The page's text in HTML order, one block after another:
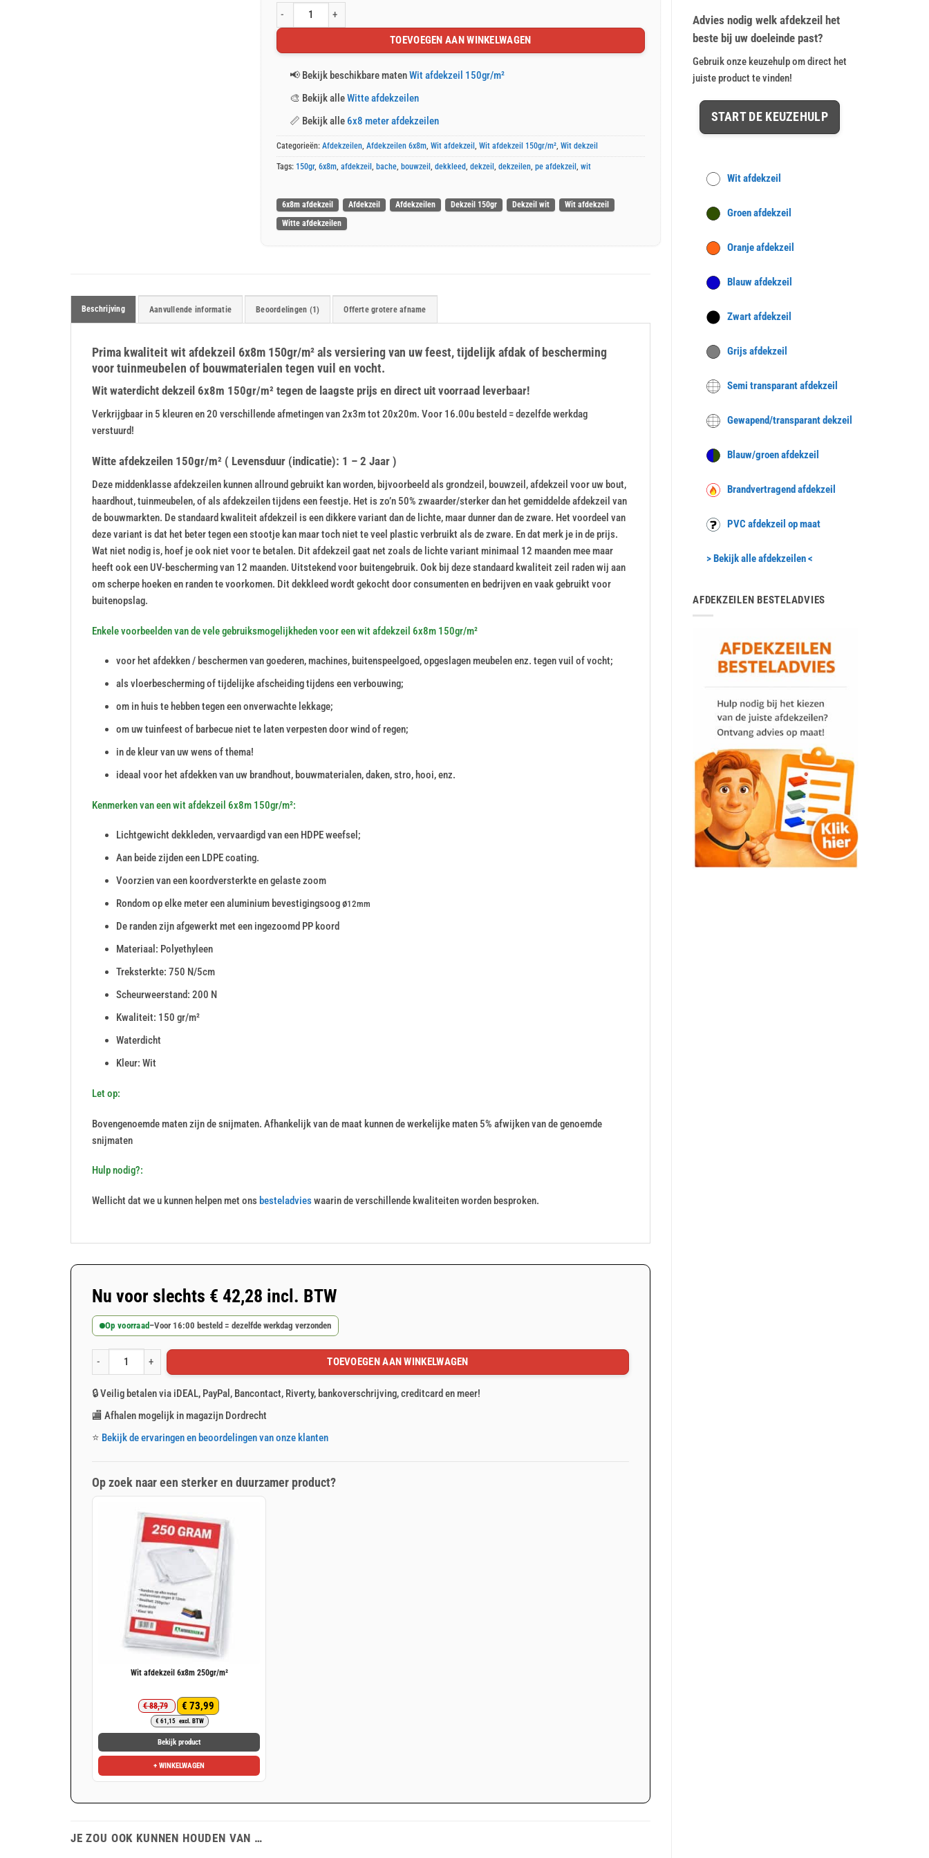
Advies nodig welk afdekzeil het
beste bij uw doeleinde past?
Gebruik onze keuzehulp om direct het
juiste product te vinden!
START DE KEUZEHULP
Wit afdekzeil
Groen afdekzeil
Oranje afdekzeil
Blauw afdekzeil
Zwart afdekzeil
Grijs afdekzeil
Semi transparant afdekzeil
Gewapend/transparant dekzeil
Blauw/groen afdekzeil
Brandvertragend afdekzeil
PVC afdekzeil op maat
> Bekijk alle afdekzeilen <
AFDEKZEILEN BESTELADVIES
Wit afdekzeil 6x8m 150gr/m² aantal
TOEVOEGEN AAN WINKELWAGEN
📢 Bekijk beschikbare matenWit afdekzeil 150gr/m²
🎨 Bekijk alleWitte afdekzeilen
📏 Bekijk alle6x8 meter afdekzeilen
Categorieën: Afdekzeilen, Afdekzeilen 6x8m, Wit afdekzeil , Wit afdekzeil 150gr/m², Wit dekzeil
Tags: 150gr, 6x8m, afdekzeil , bache, bouwzeil , dekkleed, dekzeil , dekzeilen, pe afdekzeil , wit
6x8m afdekzeil Afdekzeil Afdekzeilen Dekzeil 150gr Dekzeil wit
Wit afdekzeil
Witte afdekzeilen
Beschrijving Aanvullende informatie Beoordelingen (1) Offerte grotere afname
Prima kwaliteit wit afdekzeil 6x8m 150gr/m² als versiering van uw feest, tijdelijk afdak of bescherming
voor tuinmeubelen of bouwmaterialen tegen vuil en vocht.
Wit waterdicht dekzeil 6x8m 150gr/m² tegen de laagste prijs en direct uit voorraad leverbaar!
Verkrijgbaar in 5 kleuren en 20 verschillende afmetingen van 2x3m tot 20x20m. Voor 16.00u besteld = dezelfde werkdag
verstuurd!
Witte afdekzeilen 150gr/m² ( Levensduur (indicatie): 1 – 2 Jaar )
Deze middenklasse afdekzeilen kunnen allround gebruikt kan worden, bijvoorbeeld als grondzeil, bouwzeil, afdekzeil voor uw bout,
haardhout, tuinmeubelen, of als afdekzeilen tijdens een feestje. Het is zo’n 50% zwaarder/sterker dan het gemiddelde afdekzeil van
de bouwmarkten. De standaard kwaliteit afdekzeil is een dikkere variant dan de lichte, maar dunner dan de zware. Het voordeel van
deze variant is dat het beter tegen een stootje kan maar toch niet te veel plastic verbruikt als de zware. En dat merk je in de prijs.
Wat niet nodig is, hoef je ook niet voor te betalen. Dit afdekzeil gaat net zoals de lichte variant minimaal 12 maanden mee maar
heeft ook een UV-bescherming van 12 maanden. Uitstekend voor buitengebruik. Ook bij deze standaard kwaliteit zeil raden wij aan
om scherpe hoeken en randen te voorkomen. Dit dekkleed wordt gekocht door consumenten en bedrijven en vaak gebruikt voor
buitenopslag.
Enkele voorbeelden van de vele gebruiksmogelijkheden voor een wit afdekzeil 6x8m 150gr/m²
voor het afdekken / beschermen van goederen, machines, buitenspeelgoed, opgeslagen meubelen enz. tegen vuil of vocht;
als vloerbescherming of tijdelijke afscheiding tijdens een verbouwing;
om in huis te hebben tegen een onverwachte lekkage;
om uw tuinfeest of barbecue niet te laten verpesten door wind of regen;
in de kleur van uw wens of thema!
ideaal voor het afdekken van uw brandhout, bouwmaterialen, daken, stro, hooi, enz.
Kenmerken van een wit afdekzeil 6x8m 150gr/m²:
Lichtgewicht dekkleden, vervaardigd van een HDPE weefsel;
Aan beide zijden een LDPE coating.
Voorzien van een koordversterkte en gelaste zoom
Rondom op elke meter een aluminium bevestigingsoog ø12mm
De randen zijn afgewerkt met een ingezoomd PP koord
Materiaal: Polyethyleen
Treksterkte: 750 N/5cm
Scheurweerstand: 200 N
Kwaliteit: 150 gr/m²
Waterdicht
Kleur: Wit
Let op:
Bovengenoemde maten zijn de snijmaten. Afhankelijk van de maat kunnen de werkelijke maten 5% afwijken van de genoemde
snijmaten
Hulp nodig?:
Wellicht dat we u kunnen helpen met ons besteladvieswaarin de verschillende kwaliteiten worden besproken.
Nu voor slechts € 42,28 incl. BTW
Op voorraad –Voor 16:00 besteld = dezelfde werkdag verzonden
Wit afdekzeil 6x8m 150gr/m² aantal TOEVOEGEN AAN WINKELWAGEN
🔒 Veilig betalen via iDEAL, PayPal, Bancontact, Riverty, bankoverschrijving, creditcard en meer!
🏬 Afhalen mogelijk in magazijn Dordrecht
⭐ Bekijk de ervaringen en beoordelingen van onze klanten
Op zoek naar een sterker en duurzamer product?
Wit afdekzeil 6x8m 250gr/m²
€88,79
Oorspronkelijke
prijs
was:
€ 88,79.
€ 73,99
Huidige
prijs
is:
€ 73,99.
€ 61,15 excl. BTW
Bekijk product
+ WINKELWAGEN
JE ZOU OOK KUNNEN HOUDEN VAN …